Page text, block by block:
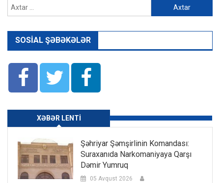
SOSIAL ŞƏBƏKƏLƏR
XƏBƏR LENTI
Şəhriyar Şəmşirlinin Komandası:
Suraxanıda Narkomaniyaya Qarşı
Dəmir Yumruq
05 Avqust 2026